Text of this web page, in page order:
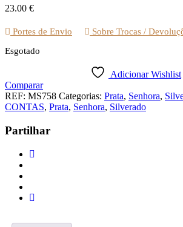
23.00 €
Portes de Envio
Sobre Trocas /
Esgotado
Adicionar Wishlist
Comparar
REF: MS758 Categorias: Prata, Senhora,
CONTAS, Prata, Senhora, Silverado
Partilhar